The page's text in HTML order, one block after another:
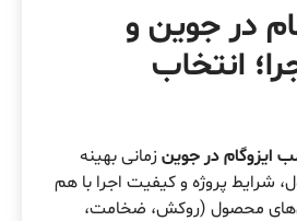
در جوین و
انتخاب
ایزوگام در جوینزمانی بهینه
پروژه و کیفیت اجرا با هم
محصول (روکش، ضخامت،